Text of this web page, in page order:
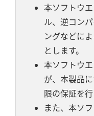
本ソフトウ
ル、逆コン
ングなどに
とします。
本ソフトウ
が、本製品
限の保証を
また、本ソ